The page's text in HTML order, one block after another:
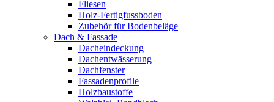
Fliesen
Holz-Fertigfussboden
Zubehör für Bodenbeläge
Dach & Fassade
Dacheindeckung
Dachentwässerung
Dachfenster
Fassadenprofile
Holzbaustoffe